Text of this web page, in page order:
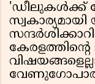
'ഡീലുകൾക്ക്